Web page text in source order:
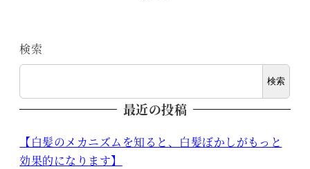
検索
検索
最近の投稿
【白髪のメカニズムを知ると、白髪ぼかしがもっと
効果的になります】